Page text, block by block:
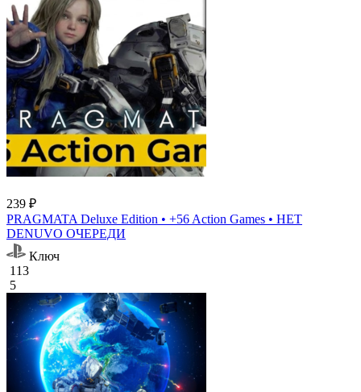
239 ₽
PRAGMATA Deluxe Edition • +56 Action Games • НЕТ
DENUVO ОЧЕРЕДИ
Ключ
113
5